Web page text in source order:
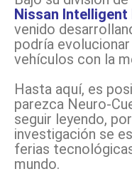
Nissan
venido
podría
vehículos con la
Hasta aquí, es
parezca Neuro-
seguir leyendo,
investigación se
ferias
mundo.